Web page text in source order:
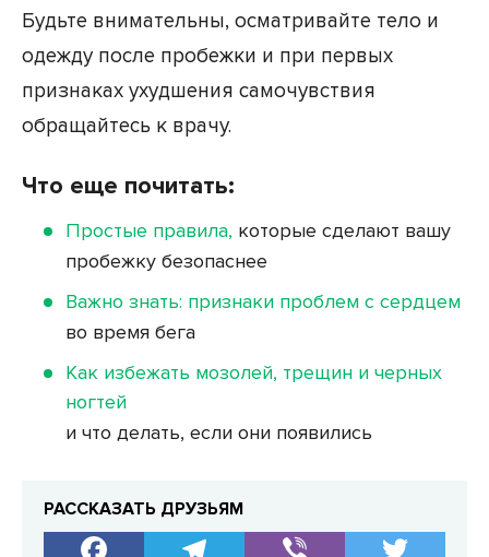
Будьте внимательны, осматривайте тело и
одежду после пробежки и при первых
признаках ухудшения самочувствия
обращайтесь к врачу.
Что еще почитать:
Простые правила, которые сделают вашу
пробежку безопаснее
Важно знать: признаки проблем с сердцем
во время бега
Как избежать мозолей, трещин и черных
ногтей
и что делать, если они появились
РАССКАЗАТЬ ДРУЗЬЯМ